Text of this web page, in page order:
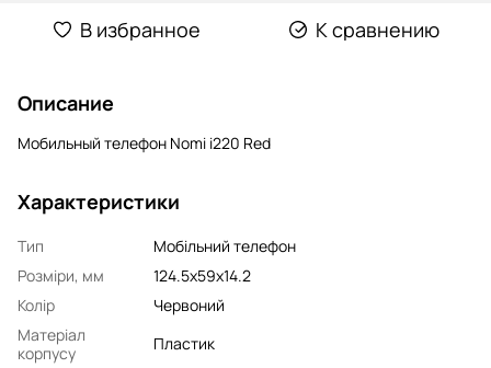
В избранное К сравнению
Описание
Мобильный телефон Nomi i220 Red
Характеристики
Тип
Мобільний телефон
Розміри, мм
124.5x59x14.2
Колір
Червоний
Матеріал
корпусу
Пластик